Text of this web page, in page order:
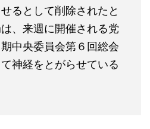
るとして削除されたと
、来週に開催される党
中央委員会第６回総会
神経をとがらせている